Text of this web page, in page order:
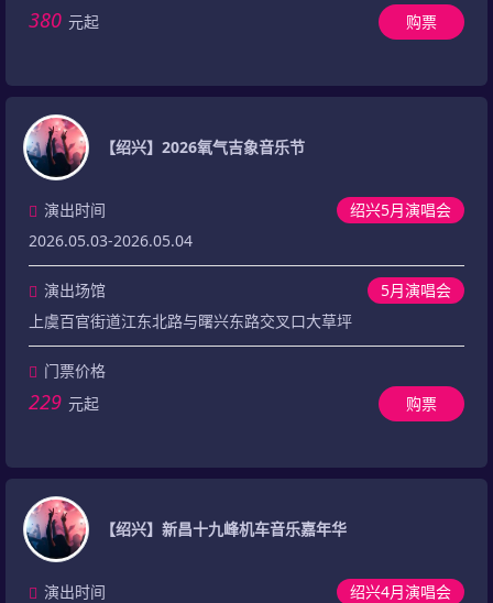
380 元起 购票
【绍兴】2026氧气吉象音乐节
绍兴5月演唱会
演出时间
2026.05.03-2026.05.04
5月演唱会
演出场馆
上虞百官街道江东北路与曙兴东路交叉口大草坪
门票价格
229 元起 购票
【绍兴】新昌十九峰机车音乐嘉年华
绍兴4月演唱会
演出时间